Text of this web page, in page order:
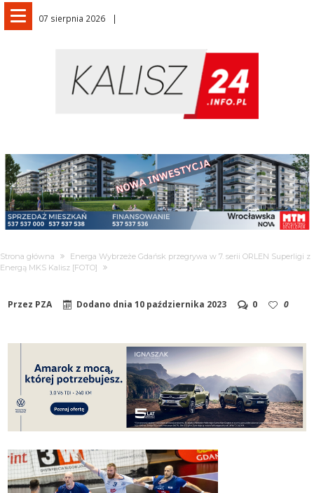
07 sierpnia 2026
Strona główna
Energa Wybrzeże Gdańsk przegrywa w 7. serii ORLEN Superligi z
Energą MKS Kalisz [FOTO]
Przez PZA Dodano dnia10 października 2023 0 0